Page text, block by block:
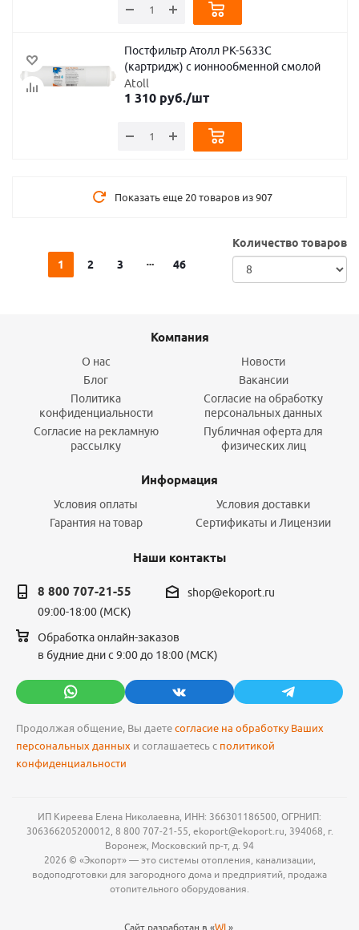
Постфильтр Атолл PК-5633С
(картридж) с ионнообменной смолой
Atoll
1 310руб./шт
Показать еще 20 товаров из 907
1 2 3 46
Количество товаров
Компания
О нас
Новости
Блог
Вакансии
Политика
конфиденциальности
Согласие на обработку
персональных данных
Согласие на рекламную
рассылку
Публичная оферта для
физических лиц
Информация
Условия оплаты
Условия доставки
Гарантия на товар
Сертификаты и Лицензии
Наши контакты
8 800 707-21-55
09:00-18:00 (МСК)
shop@ekoport.ru
Обработка онлайн-заказов
в будние дни с 9:00 до 18:00 (МСК)
Продолжая общение, Вы даете согласие на обработку Ваших
персональных данных и соглашаетесь с политикой
конфиденциальности
ИП Киреева Елена Николаевна, ИНН: 366301186500, ОГРНИП:
306366205200012, 8 800 707-21-55, ekoport@ekoport.ru, 394068, г.
Воронеж, Московский пр-т, д. 94
2026 © «Экопорт» — это системы отопления, канализации,
водоподготовки для загородного дома и предприятий, продажа
отопительного оборудования.
Сайт разработан в «WL ».